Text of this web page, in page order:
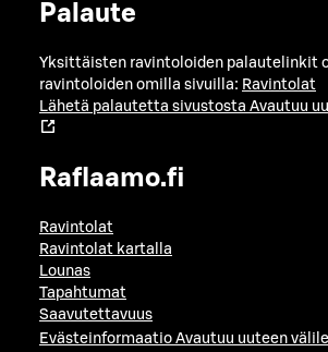
Palaute
Yksittäisten ravintoloiden palautelinkit
ravintoloiden omilla sivuilla: Ravintolat
Lähetä palautetta sivustosta Avautuu
Raflaamo.fi
Ravintolat
Ravintolat kartalla
Lounas
Tapahtumat
Saavutettavuus
Evästeinformaatio Avautuu uuteen